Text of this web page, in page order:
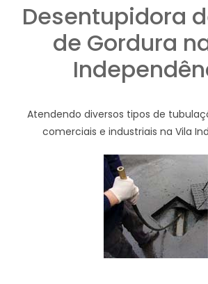
Desentupidora
de Gordura
Atendendo diversos tipos de
comerciais e industriais na Vila